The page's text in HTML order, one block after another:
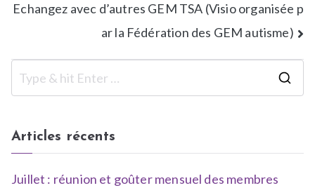
Echangez avec d’autres GEM TSA (Visio organisée p
ar la Fédération des GEM autisme)
Articles récents
Juillet : réunion et goûter mensuel des membres